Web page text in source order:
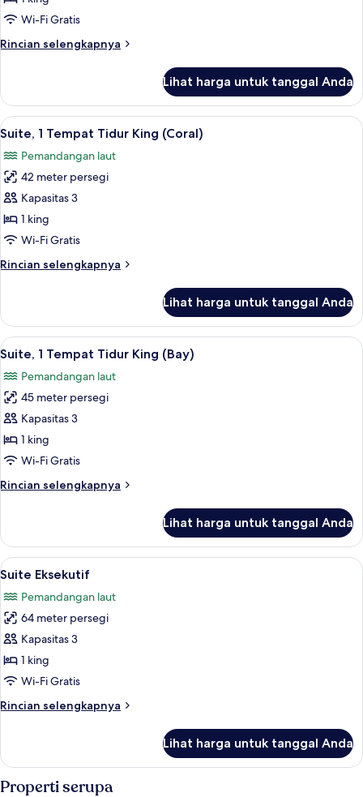
Tempat
King
Wi-Fi Gratis
Rincian selengkapnya
Rincian
Suite,
Tempat
King
(Sunset)
Lihat harga untuk tanggal Anda
Lihat
semua
foto
untuk
Suite,
1
Tempat
King
9
Suite, 1 Tempat Tidur King (Coral)
Pemandangan laut
42 meter persegi
Kapasitas 3
1 king
Wi-Fi Gratis
Rincian selengkapnya
Rincian
Suite,
Tempat
King
(Coral)
Lihat harga untuk tanggal Anda
Lihat
semua
foto
untuk
Suite,
1
Tempat
King
Suite, 1 Tempat Tidur King (Bay) |
5
Suite, 1 Tempat Tidur King (Bay)
Pemandangan laut
45 meter persegi
Kapasitas 3
1 king
Wi-Fi Gratis
Rincian selengkapnya
Rincian
Suite,
Tempat
King
(Bay)
Lihat harga untuk tanggal Anda
Lihat
semua
foto
untuk
Suite
Eksekutif
Suite Eksekutif | Minibar, brankas,
11
Suite Eksekutif
Pemandangan laut
64 meter persegi
Kapasitas 3
1 king
Wi-Fi Gratis
Rincian selengkapnya
Rincian
Suite
Lihat harga untuk tanggal Anda
Properti serupa